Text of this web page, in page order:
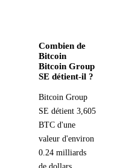
Combien de
Bitcoin
Bitcoin Group
SE détient-il ?
Bitcoin Group
SE détient 3,605
BTC d'une
valeur d'environ
0.24 milliards